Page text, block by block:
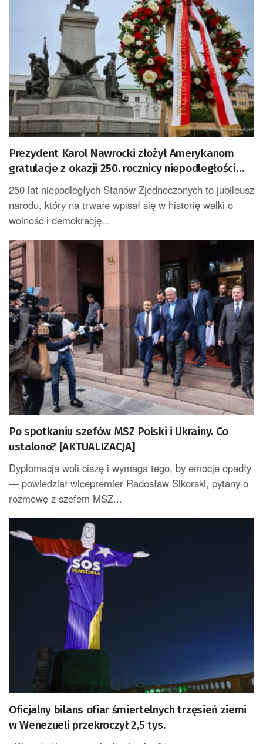
Prezydent Karol Nawrocki złożył Amerykanom
gratulacje z okazji 250. rocznicy niepodległości
USA [AKTUALIZACJA]
250 lat niepodległych Stanów Zjednoczonych to jubileusz
narodu, który na trwałe wpisał się w historię walki o
wolność i demokrację...
Po spotkaniu szefów MSZ Polski i Ukrainy. Co
ustalono? [AKTUALIZACJA]
Dyplomacja woli ciszę i wymaga tego, by emocje opadły
— powiedział wicepremier Radosław Sikorski, pytany o
rozmowę z szefem MSZ...
Oficjalny bilans ofiar śmiertelnych trzęsień ziemi
w Wenezueli przekroczył 2,5 tys.